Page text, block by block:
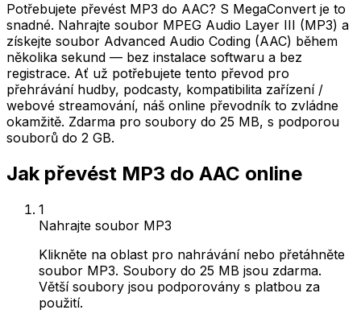
Potřebujete převést MP3 do AAC? S MegaConvert je to
snadné. Nahrajte soubor MPEG Audio Layer III (MP3) a
získejte soubor Advanced Audio Coding (AAC) během
několika sekund — bez instalace softwaru a bez
registrace. Ať už potřebujete tento převod pro
přehrávání hudby, podcasty, kompatibilita zařízení /
webové streamování, náš online převodník to zvládne
okamžitě. Zdarma pro soubory do 25 MB, s podporou
souborů do 2 GB.
Jak převést MP3 do AAC online
1
Nahrajte soubor MP3
Klikněte na oblast pro nahrávání nebo přetáhněte
soubor MP3. Soubory do 25 MB jsou zdarma.
Větší soubory jsou podporovány s platbou za
použití.